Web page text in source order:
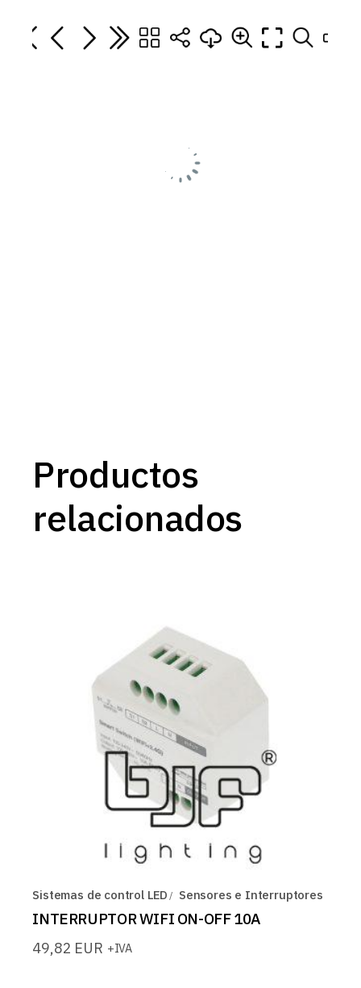
Productos
relacionados
Sistemas de control LED Sensores e Interruptores
INTERRUPTOR WIFI ON-OFF 10A
49,82 EUR +IVA